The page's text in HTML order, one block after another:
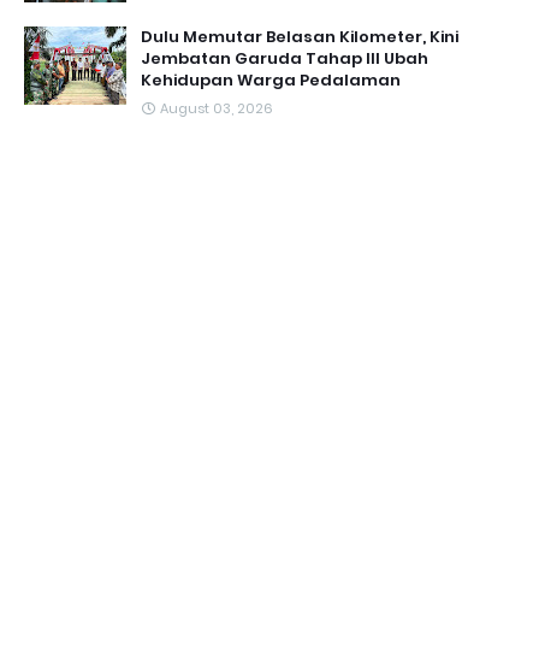
Dulu Memutar Belasan Kilometer, Kini
Jembatan Garuda Tahap III Ubah
Kehidupan Warga Pedalaman ‎
August 03, 2026